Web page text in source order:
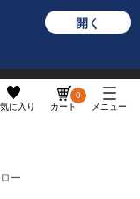
開く
に入り カート
0
メニュー
ー